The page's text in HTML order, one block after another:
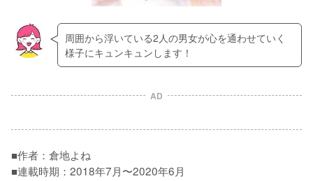
周囲から浮いている2人の男女が心を通わせていく
様子にキュンキュンします！
AD
■作者：倉地よね
■連載時期：2018年7月〜2020年6月